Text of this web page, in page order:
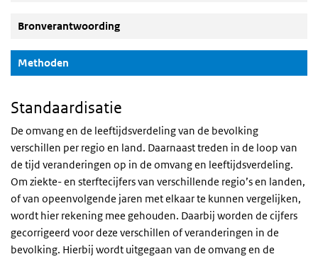
Bronverantwoording
Methoden
Standaardisatie
De omvang en de leeftijdsverdeling van de bevolking
verschillen per regio en land. Daarnaast treden in de loop van
de tijd veranderingen op in de omvang en leeftijdsverdeling.
Om ziekte- en sterftecijfers van verschillende regio’s en landen,
of van opeenvolgende jaren met elkaar te kunnen vergelijken,
wordt hier rekening mee gehouden. Daarbij worden de cijfers
gecorrigeerd voor deze verschillen of veranderingen in de
bevolking. Hierbij wordt uitgegaan van de omvang en de